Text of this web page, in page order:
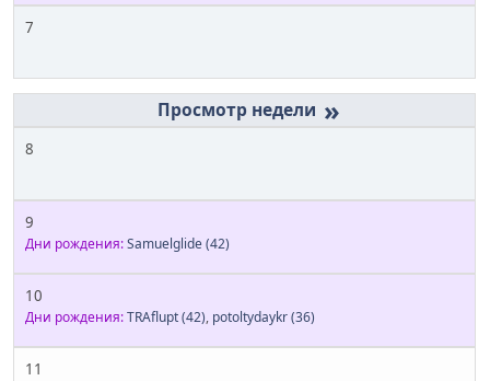
7
»
8
9
Дни рождения:Samuelglide(42)
10
Дни рождения:TRAflupt(42), potoltydaykr(36)
11